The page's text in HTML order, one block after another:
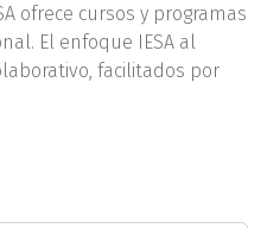
ofrece cursos y programas
El enfoque IESA al
facilitados por